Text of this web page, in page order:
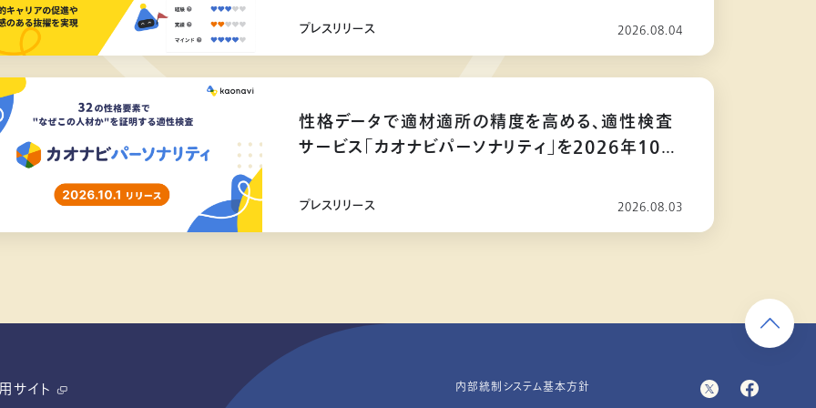
プレスリリース 2026.08.04
性格データで適材適所の精度を高める、適性検査
サービス「カオナビパーソナリティ」を2026年10月
プレスリリース 2026.08.03
サイト 内部統制システム基本方針